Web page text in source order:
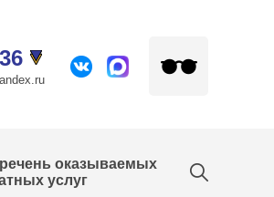
оказываемых
услуг